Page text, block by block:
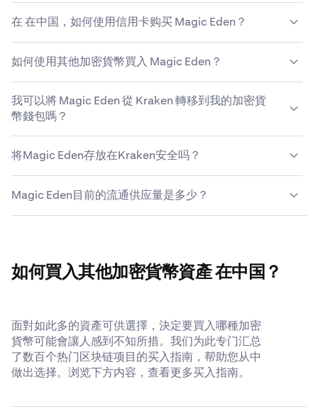
的 PayPal 帳戶。输入充值金额并确认，资金到账后即可用
于买入Magic Eden。
Eden。在此处了解更多有关我们的支持的货币和支付方式
的信息。
在 在中国，如何使用信用卡购买 Magic Eden？
往“买入加密货币”部分，添加您的银行卡详细信息，然后按
照步骤完成交易。用戶必須持有中級或專業驗證帳戶，且居
住於支援的國家/地區，才能使用借記卡或信用卡買入。
Kraken 接受支持 3D Secure (3DS) 的 Visa 或
如何使用其他加密貨幣買入 Magic Eden？
Eden。如未提供直接交易对，可使用Kraken的兑换功能，
将任意已上线的加密货币无缝兑换为Magic Eden。瀏覽
Kraken 上可用的 Magic Eden 市場，或使用轉換工具快速
輕鬆地在數百種加密貨幣之間進行交易。如需查看完整交易
我可以將 Magic Eden 從 Kraken 轉移到我的加密貨
幣錢包嗎？
Kraken支持将您的Magic Eden便捷提币至任何支持Magic
Eden的热钱包或冷钱包。只需輸入外部錢包地址，你的
Magic Eden 即可在幾分鐘內進入你的錢包。
将Magic Eden存放在Kraken安全吗？
全，并确保您随时可支取。我们始终认为，加密货币存放在
您自己的钱包中最为安全；但只要您选择将Magic Eden托
Magic Eden目前的流通供应量是多少？
如何買入其他加密貨幣資產 在中国？
面對如此多的資產可供選擇，決定要買入哪種加密
貨幣可能會讓人感到不知所措。我们为此专门汇总
了数百个热门区块链项目的买入指南，帮助您从中
做出选择。浏览下方内容，查看更多买入指南。